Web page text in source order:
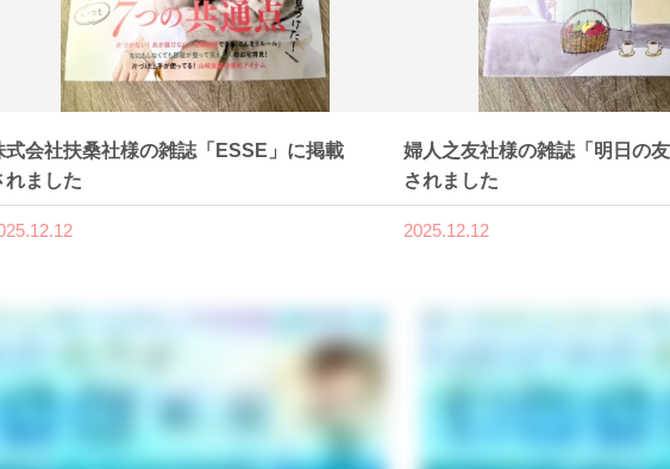
式会社扶桑社様の雑誌「ESSE」に掲載
れました
婦人之友社様の雑誌「明日の
されました
2025.12.12